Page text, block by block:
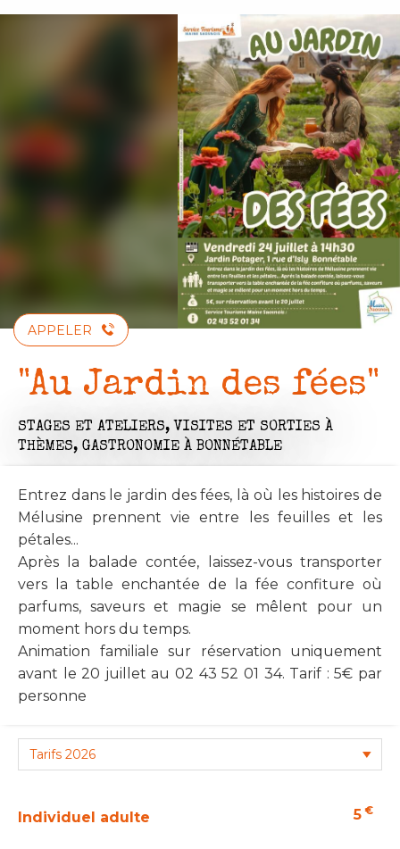
Aller
APPELER
"Au Jardin des fées"
STAGES ET ATELIERS, VISITES ET SORTIES À
THÈMES, GASTRONOMIE À BONNÉTABLE
Entrez dans le jardin des fées, là où les histoires de
Mélusine prennent vie entre les feuilles et les
pétales...
Après la balade contée, laissez-vous transporter
vers la table enchantée de la fée confiture où
parfums, saveurs et magie se mêlent pour un
moment hors du temps.
Animation familiale sur réservation uniquement
avant le 20 juillet au 02 43 52 01 34. Tarif : 5€ par
personne
Individuel adulte 5 €